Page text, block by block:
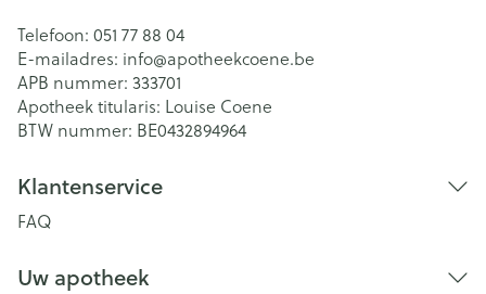
Telefoon: 051 77 88 04
E-mailadres: info@apotheekcoene.be
APB nummer: 333701
Apotheek titularis: Louise Coene
BTW nummer: BE0432894964
Klantenservice
FAQ
Uw apotheek